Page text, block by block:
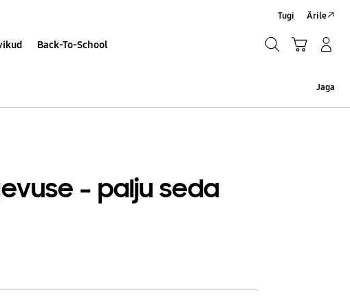
Back-To-School
Tugi Ärile
Jaga
– palju seda